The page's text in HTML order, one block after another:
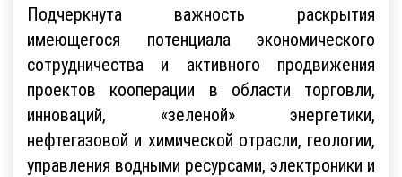
Подчеркнута важность раскрытия
имеющегося потенциала экономического
сотрудничества и активного продвижения
проектов кооперации в области торговли,
инноваций, «зеленой» энергетики,
нефтегазовой и химической отрасли, геологии,
управления водными ресурсами, электроники и